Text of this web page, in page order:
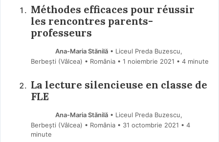
Méthodes efficaces pour réussir
les rencontres parents-
professeurs
Ana-Maria Stănilă• Liceul Preda Buzescu,
Berbești (Vâlcea) • România
1 noiembrie 2021 • 4 minute
La lecture silencieuse en classe de
FLE
Ana-Maria Stănilă• Liceul Preda Buzescu,
Berbești (Vâlcea) • România
31 octombrie 2021 • 4
minute